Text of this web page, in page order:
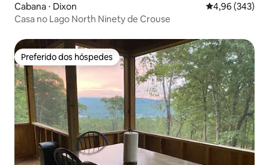
Cabana ⋅ Dixon 4,96 de uma
4,96 (343)
Casa no Lago North Ninety de Crouse
Preferido dos hóspedes
Preferido dos hóspedes